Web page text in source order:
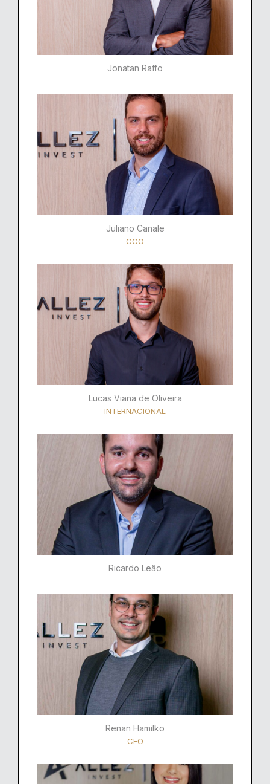
Jonatan Raffo
Juliano Canale
CCO
Lucas Viana de Oliveira
INTERNACIONAL
Ricardo Leão​
Renan Hamilko​
CEO